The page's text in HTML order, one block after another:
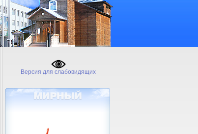
Версия для слабовидящих